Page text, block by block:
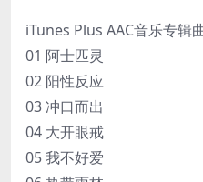
iTunes Plus AAC音乐专辑
01 阿士匹灵
02 阳性反应
03 冲口而出
04 大开眼戒
05 我不好爱